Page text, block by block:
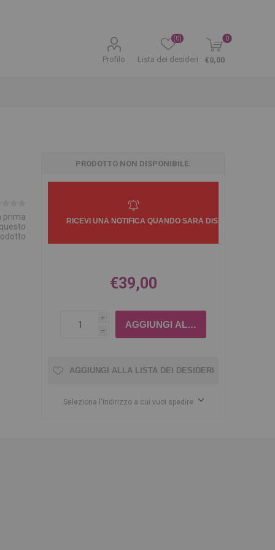
Profilo Lista dei desideri
(0) 0
€0,00
prima
PRODOTTO NON DISPONIBILE.
€39,00
i
h
AGGIUNGI ALLA LISTA DEI DESIDERI
Seleziona l'indirizzo a cui vuoi spedire